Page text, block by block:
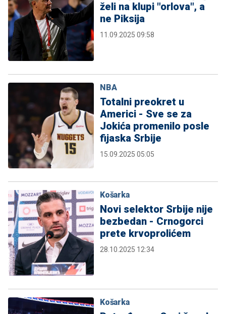
želi na klupi "orlova", a
ne Piksija
11.09.2025 09:58
NBA
Totalni preokret u
Americi - Sve se za
Jokića promenilo posle
fijaska Srbije
15.09.2025 05:05
Košarka
Novi selektor Srbije nije
bezbedan - Crnogorci
prete krvoprolićem
28.10.2025 12:34
Košarka